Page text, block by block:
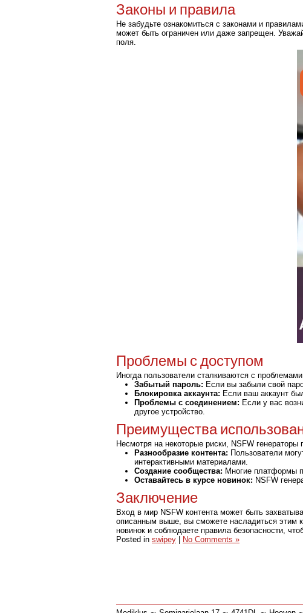
Законы и правила
Не забудьте ознакомиться с законами и
может быть ограничен или даже запрещен.
поля.
Проблемы с доступом
Иногда пользователи сталкиваются с
Забытый пароль: Если вы забыли свой
Блокировка аккаунта: Если ваш аккаунт
Проблемы с соединением: Если у вас
другое устройство.
Преимущества
Несмотря на некоторые риски, NSFW
Разнообразие контента: Пользователи
интерактивными материалами.
Создание сообщества: Многие платформы
Оставайтесь в курсе новинок: NSFW
Заключение
Вход в мир NSFW контента может быть
описанным выше, вы сможете насладиться этим
новинок и соблюдаете правила безопасности,
Posted in swipey No Comments »